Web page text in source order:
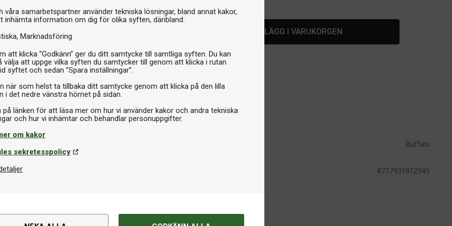
våra samarbetspartner använder tekniska lösningar, bland annat kakor,
inhämta information om dig för olika syften, däribland:
Marknadsföring
att klicka ”Godkänn” ger du ditt samtycke till samtliga syften. Du kan
välja att uppge vilka syften du samtycker till genom att klicka i rutan
syftet och sedan ”Spara inställningar”.
när som helst ta tillbaka ditt samtycke genom att klicka på den lilla
i det nedre vänstra hörnet på sidan.
på länken för att läsa mer om hur vi använder kakor och andra tekniska
om kakor
sekretesspolicy
LÄGG I VARUKORGEN
med en traditionell
blir Trilux III Brass ett
för maximal hållbarhet
bättre ljusreflektion.
cm) över spelytan. Alla
Om produkten
Buffalo
8717931912945